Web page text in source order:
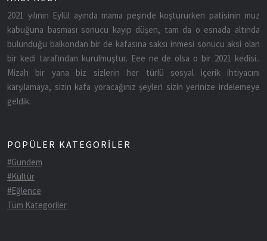
2021 yılının Eylül ayında mama peşinde koştururken patisinin muz
kabuğuna basması sonucu kayıp düşen, tam da o esnada altında
bulunduğu balkondan bir de kafasına saksı inmesi sonucu aksi olan
bir kedi tarafından kurulmuştur. Eee ne de olsa o bir 2021 kedisi..
Mizah bir yana biz sizlerin her türlü sosyal içerik ihtiyacını
karşılamaya, sizin kafa yoracağınız şeyleri sizin yerinize irdelemeye
geldik.
POPÜLER KATEGORİLER
#Gündem
#Kültür
#Eğlence
Tüm Kategoriler